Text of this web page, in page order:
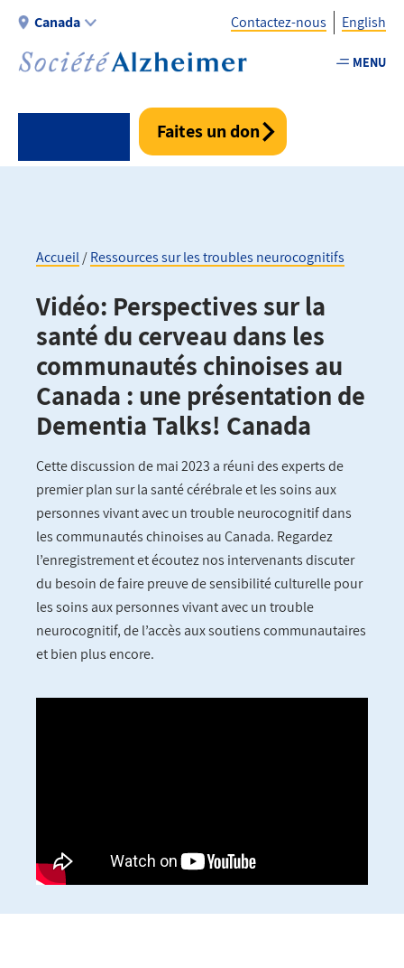
Aller
contenu
Canada
Utility
-
Fr
-
Contactez-nous English
MENU
Faites un don
Fil
d'Ariane
Accueil Ressources sur les troubles neurocognitifs
Vidéo: Perspectives sur la
santé du cerveau dans les
communautés chinoises au
Canada : une présentation de
Dementia Talks! Canada
Cette discussion de mai 2023 a réuni des experts de
premier plan sur la santé cérébrale et les soins aux
personnes vivant avec un trouble neurocognitif dans
les communautés chinoises au Canada. Regardez
l’enregistrement et écoutez nos intervenants discuter
du besoin de faire preuve de sensibilité culturelle pour
les soins aux personnes vivant avec un trouble
neurocognitif, de l’accès aux soutiens communautaires
et bien plus encore.